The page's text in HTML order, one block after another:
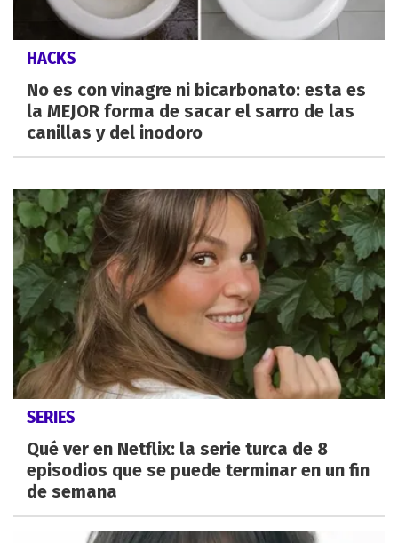
HACKS
No es con vinagre ni bicarbonato: esta es
la MEJOR forma de sacar el sarro de las
canillas y del inodoro
SERIES
Qué ver en Netflix: la serie turca de 8
episodios que se puede terminar en un fin
de semana